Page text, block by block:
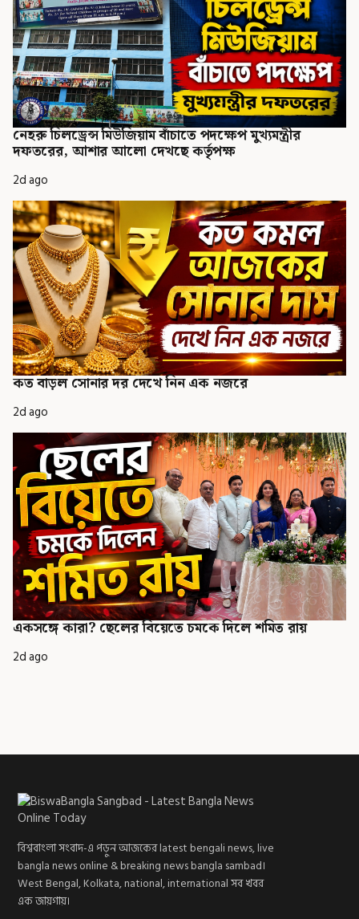
নেহরু চিলড্রেন্স মিউজিয়াম বাঁচাতে পদক্ষেপ মুখ্যমন্ত্রীর
দফতরের, আশার আলো দেখছে কর্তৃপক্ষ
2d ago
কত বাড়ল সোনার দর দেখে নিন এক নজরে
2d ago
একসঙ্গে কারা? ছেলের বিয়েতে চমকে দিলে শমিত রায়
2d ago
বিশ্ববাংলা সংবাদ-এ পড়ুন আজকের latest bengali news, live
bangla news online & breaking news bangla sambad।
West Bengal, Kolkata, national, international সব খবর
এক জায়গায়।